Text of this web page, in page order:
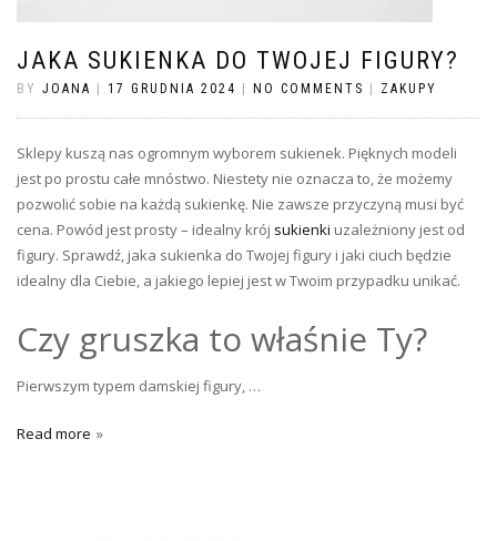
JAKA SUKIENKA DO TWOJEJ FIGURY?
BY JOANA 17 GRUDNIA 2024 NO COMMENTS ZAKUPY
Sklepy kuszą nas ogromnym wyborem sukienek. Pięknych modeli
jest po prostu całe mnóstwo. Niestety nie oznacza to, że możemy
pozwolić sobie na każdą sukienkę. Nie zawsze przyczyną musi być
cena. Powód jest prosty – idealny krój sukienki uzależniony jest od
figury. Sprawdź, jaka sukienka do Twojej figury i jaki ciuch będzie
idealny dla Ciebie, a jakiego lepiej jest w Twoim przypadku unikać.
Czy gruszka to właśnie Ty?
Pierwszym typem damskiej figury, …
Read more